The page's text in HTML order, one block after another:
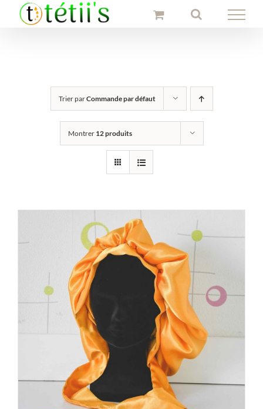
Passer
Trier parCommande par défaut
Montrer 12 produits